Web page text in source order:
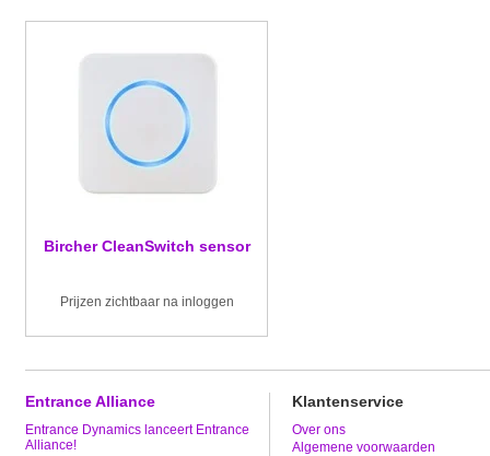
Bircher CleanSwitch sensor
Prijzen zichtbaar na inloggen
Entrance Alliance
Entrance Dynamics lanceert Entrance
Alliance!
Klantenservice
Over ons
Algemene voorwaarden